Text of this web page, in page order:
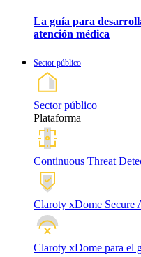
La guía para
atención médica
Sector público
Sector público
Plataforma
Continuous Threat
Claroty xDome Secure
Claroty xDome para el